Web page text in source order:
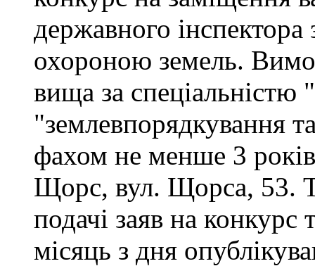
державного
охороною земель.
вища за спеціальністю
"землевпорядкування
фахом не менше 3
Щорс, вул. Щорса, 53.
подачі заяв на конкурс
місяць з дня